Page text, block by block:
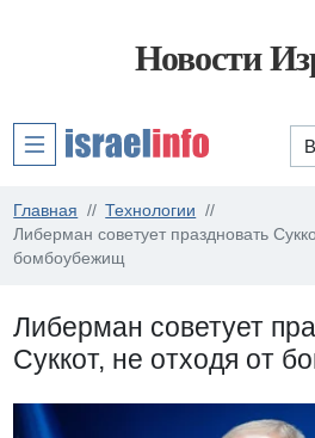
Новости
Главная
Технологии
Либерман советует праздновать
бомбоубежищ
Либерман советует
Суккот, не отходя от